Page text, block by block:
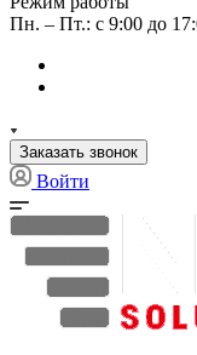
Пн. – Пт.: с 9:00 до
Заказать звонок
Войти